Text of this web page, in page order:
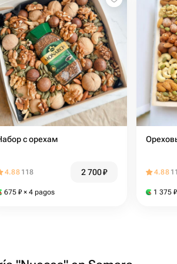
с орехам
4.88 118 2 700₽
675 ₽ × 4 pagos
4.88
1 375 ₽